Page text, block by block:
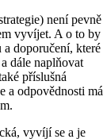
není pevně
vyvíjet. A o to by
a doporučení, které
dále naplňovat
příslušná
a odpovědnosti má
vyvíjí se a je